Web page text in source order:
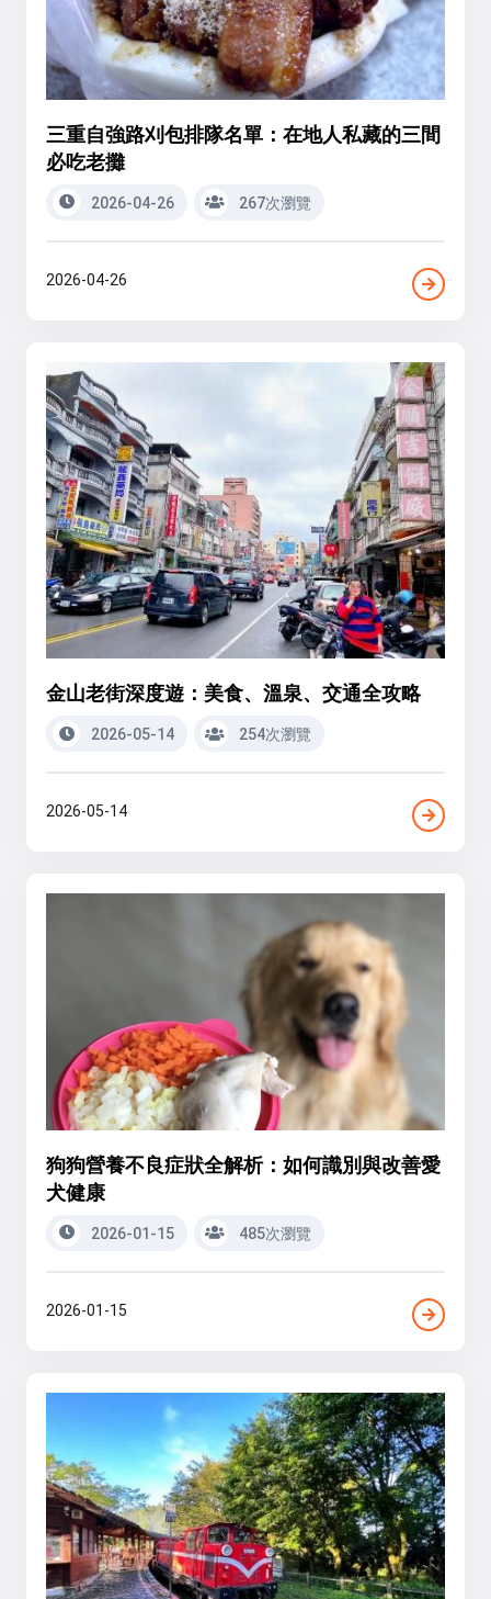
三重自強路刈包排隊名單：在地人私藏的三間
必吃老攤
2026-04-26 267次瀏覽
2026-04-26
金山老街深度遊：美食、溫泉、交通全攻略
2026-05-14 254次瀏覽
2026-05-14
狗狗營養不良症狀全解析：如何識別與改善愛
犬健康
2026-01-15 485次瀏覽
2026-01-15